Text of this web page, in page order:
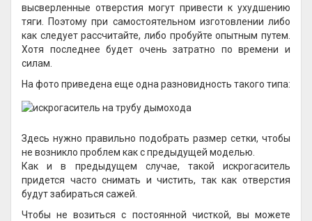
высверленные отверстия могут привести к ухудшению
тяги. Поэтому при самостоятельном изготовлении либо
как следует рассчитайте, либо пробуйте опытным путем.
Хотя последнее будет очень затратно по времени и
силам.
На фото приведена еще одна разновидность такого типа:
Здесь нужно правильно подобрать размер сетки, чтобы
не возникло проблем как с предыдущей моделью.
Как и в предыдущем случае, такой искрогаситель
придется часто снимать и чистить, так как отверстия
будут забираться сажей.
Чтобы не возиться с постоянной чисткой, вы можете